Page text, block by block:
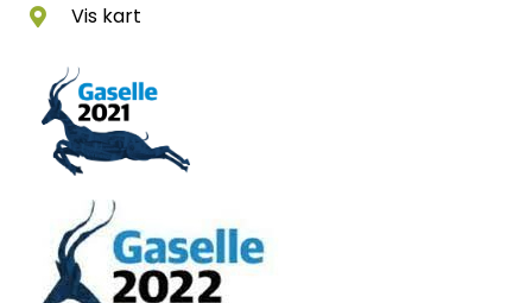
Vis kart